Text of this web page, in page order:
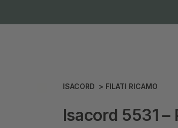
ISACORD > FILATI RICAMO
Isacord 5531 –